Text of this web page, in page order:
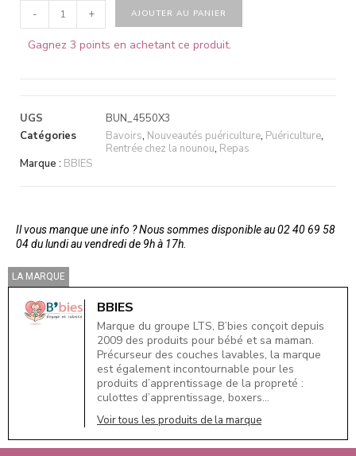
- + AJOUTER AU PANIER
Gagnez 3 points en achetant ce produit.
UGS
BUN_4550X3
Catégories
Bavoirs, Nouveautés puériculture, Puériculture,
Rentrée chez la nounou, Repas
Marque : BBIES
Il vous manque une info ? Nous sommes disponible au 02 40 69 58
04 du lundi au vendredi de 9h à 17h.
LA MARQUE
BBIES
Marque du groupe LTS, B’bies conçoit depuis
2009 des produits pour bébé et sa maman.
Précurseur des couches lavables, la marque
est également incontournable pour les
produits d’apprentissage de la propreté :
culottes d’apprentissage, boxers…
Voir tous les produits de la marque